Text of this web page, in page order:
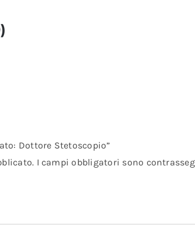
Dottore Stetoscopio”
I campi obbligatori sono